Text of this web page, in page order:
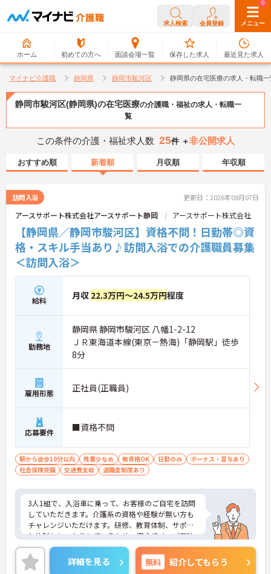
求人検索 会員登録 メニュー
ホーム 初めての方へ 面談会場一覧
0
保存した求人
0
最近見た求人
マイナビ介護職 静岡県 静岡市駿河区 静岡県の在宅医療の求人・転職一
静岡市駿河区(静岡県)の在宅医療の介護職・福祉の求人・転職一
覧
この条件の介護・福祉求人数 25件 ＋非公開求人
おすすめ順 新着順 月収順 年収順
訪問入浴 更新日：2026年08月07日
アースサポート株式会社アースサポート静岡 アースサポート株式会社
【静岡県／静岡市駿河区】資格不問！日勤帯◎資
格・スキル手当あり♪訪問入浴での介護職員募集
＜訪問入浴＞
給料 月収 22.3万円～24.5万円程度
勤務地
静岡県 静岡市駿河区 八幡1-2-12
ＪＲ東海道本線(東京－熱海)「静岡駅」徒歩
8分
雇用形態 正社員(正職員)
応募要件 ■資格不問
駅から徒歩10分以内 残業少なめ 無資格OK 日勤のみ
ボーナス・賞与あり
社会保険完備
交通費支給 退職金制度あり
3人1組で、入浴車に乗って、お客様のご自宅を訪問
していただきます。介護系の資格や経験が無い方も
チャレンジいただけます。研修、教育体制、サポー
ト体制もしっかりしているため、安心です。ご興味
をお持ちの方には詳細の情報や面接のポイントをお
伝えしますのでお気軽にお問い合わせくださいま
せ。
詳細を見る 無料 紹介してもらう